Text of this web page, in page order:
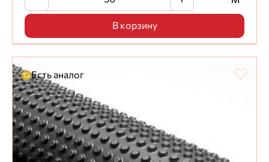
В корзину
Есть аналог